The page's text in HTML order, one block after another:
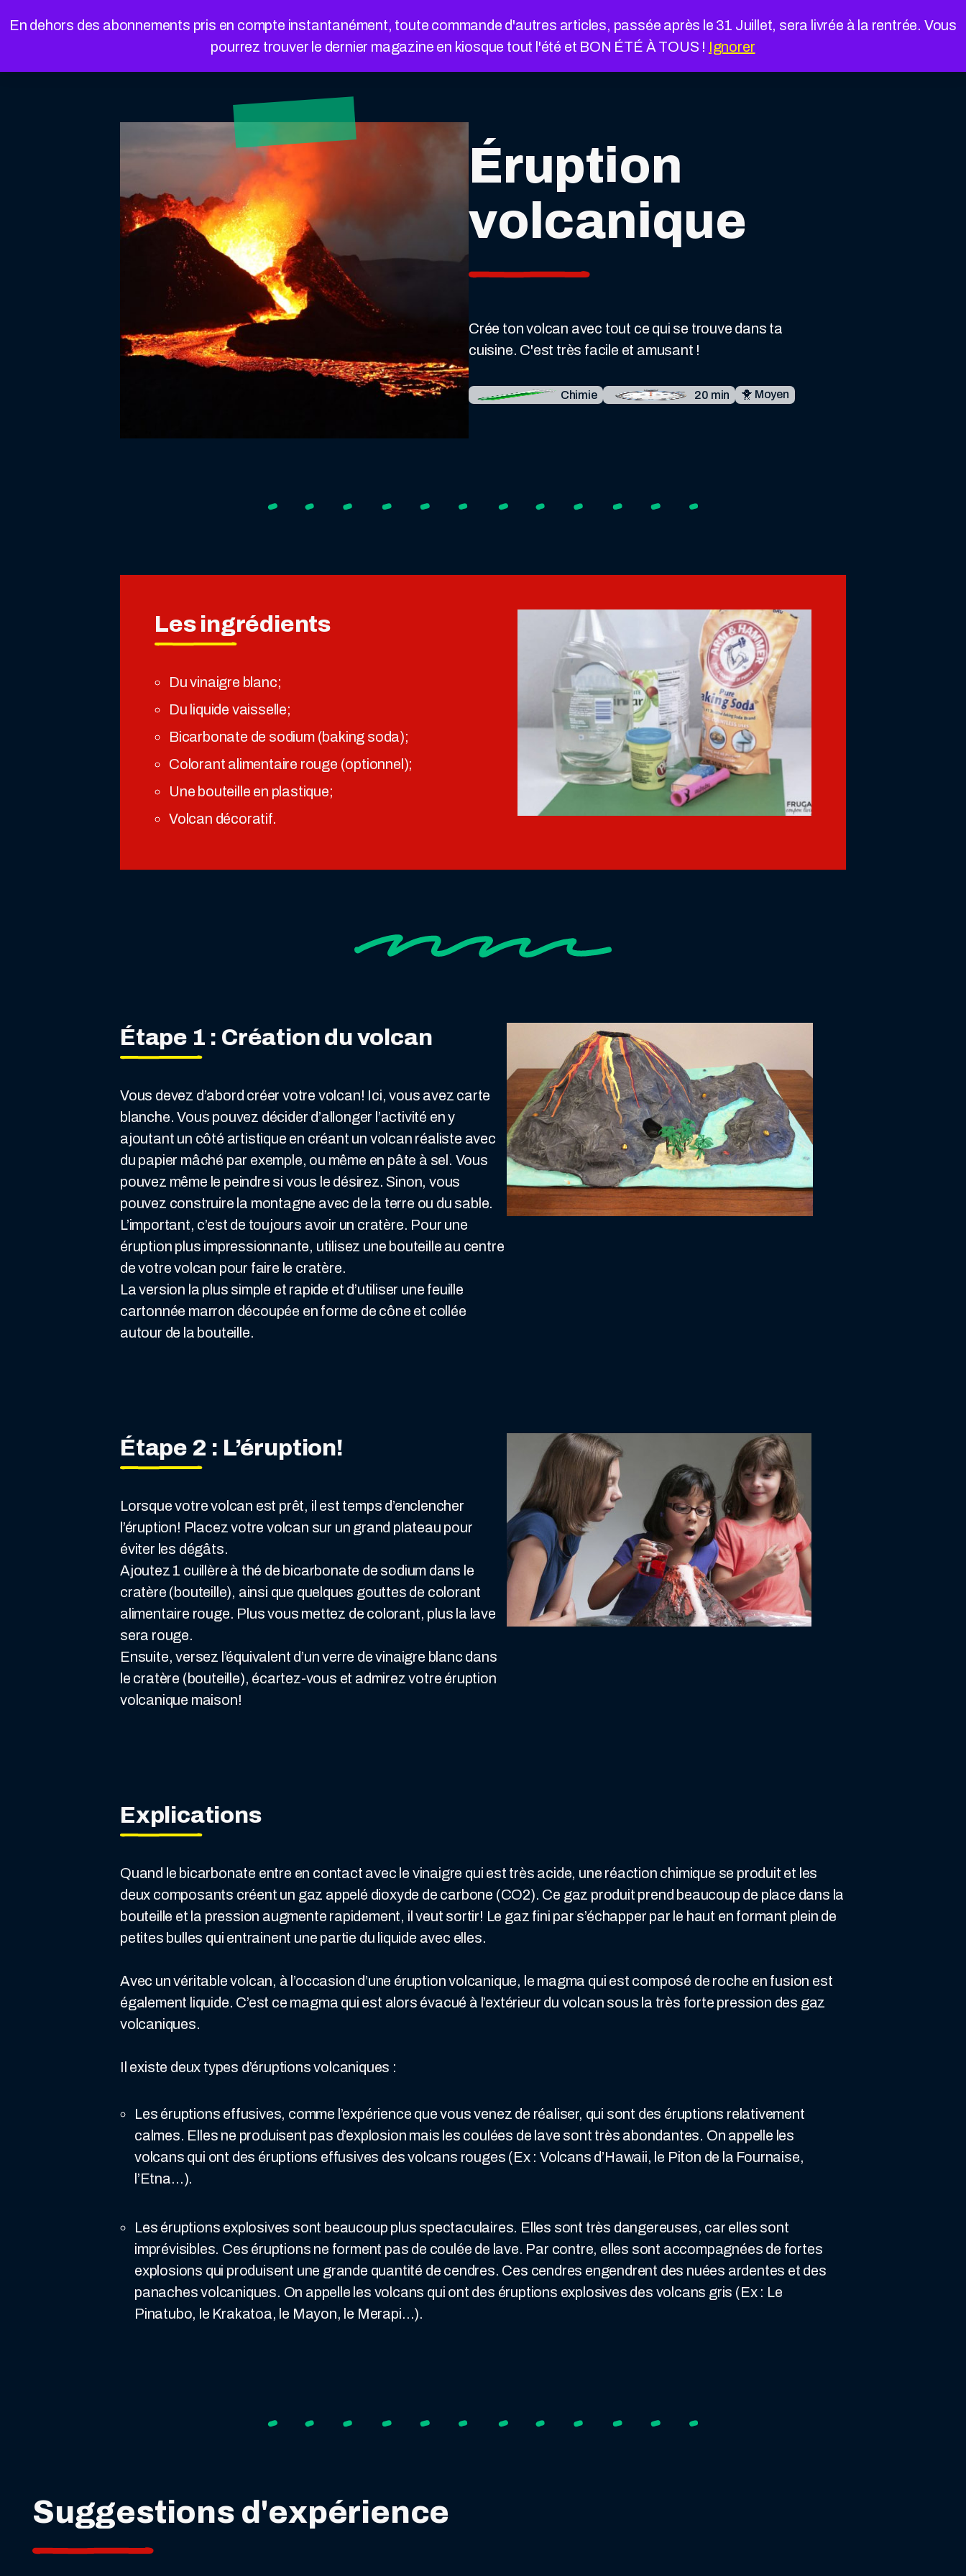
En dehors des abonnements pris en compte instantanément, toute commande d'autres articles, passée après le 31 Juillet, sera livrée à la rentrée. Vous
pourrez trouver le dernier magazine en kiosque tout l'été et BON ÉTÉ À TOUS ! Ignorer
Éruption
volcanique
Crée ton volcan avec tout ce qui se trouve dans ta
cuisine. C'est très facile et amusant !
Chimie 20 min 🐥 Moyen
Les ingrédients
Du vinaigre blanc;
Du liquide vaisselle;
Bicarbonate de sodium (baking soda);
Colorant alimentaire rouge (optionnel);
Une bouteille en plastique;
Volcan décoratif.
Étape 1 : Création du volcan
Vous devez d’abord créer votre volcan! Ici, vous avez carte
blanche. Vous pouvez décider d’allonger l’activité en y
ajoutant un côté artistique en créant un volcan réaliste avec
du papier mâché par exemple, ou même en pâte à sel. Vous
pouvez même le peindre si vous le désirez. Sinon, vous
pouvez construire la montagne avec de la terre ou du sable.
L’important, c’est de toujours avoir un cratère. Pour une
éruption plus impressionnante, utilisez une bouteille au centre
de votre volcan pour faire le cratère.
La version la plus simple et rapide et d’utiliser une feuille
cartonnée marron découpée en forme de cône et collée
autour de la bouteille.
Étape 2 : L’éruption!
Lorsque votre volcan est prêt, il est temps d’enclencher
l’éruption! Placez votre volcan sur un grand plateau pour
éviter les dégâts.
Ajoutez 1 cuillère à thé de bicarbonate de sodium dans le
cratère (bouteille), ainsi que quelques gouttes de colorant
alimentaire rouge. Plus vous mettez de colorant, plus la lave
sera rouge.
Ensuite, versez l’équivalent d’un verre de vinaigre blanc dans
le cratère (bouteille), écartez-vous et admirez votre éruption
volcanique maison!
Explications
Quand le bicarbonate entre en contact avec le vinaigre qui est très acide, une réaction chimique se produit et les
deux composants créent un gaz appelé dioxyde de carbone (CO2). Ce gaz produit prend beaucoup de place dans la
bouteille et la pression augmente rapidement, il veut sortir! Le gaz fini par s’échapper par le haut en formant plein de
petites bulles qui entrainent une partie du liquide avec elles.
Avec un véritable volcan, à l’occasion d’une éruption volcanique, le magma qui est composé de roche en fusion est
également liquide. C’est ce magma qui est alors évacué à l’extérieur du volcan sous la très forte pression des gaz
volcaniques.
Il existe deux types d’éruptions volcaniques :
Les éruptions effusives, comme l’expérience que vous venez de réaliser, qui sont des éruptions relativement
calmes. Elles ne produisent pas d’explosion mais les coulées de lave sont très abondantes. On appelle les
volcans qui ont des éruptions effusives des volcans rouges (Ex : Volcans d’Hawaii, le Piton de la Fournaise,
l’Etna…).
Les éruptions explosives sont beaucoup plus spectaculaires. Elles sont très dangereuses, car elles sont
imprévisibles. Ces éruptions ne forment pas de coulée de lave. Par contre, elles sont accompagnées de fortes
explosions qui produisent une grande quantité de cendres. Ces cendres engendrent des nuées ardentes et des
panaches volcaniques. On appelle les volcans qui ont des éruptions explosives des volcans gris (Ex : Le
Pinatubo, le Krakatoa, le Mayon, le Merapi…).
Suggestions d'expérience